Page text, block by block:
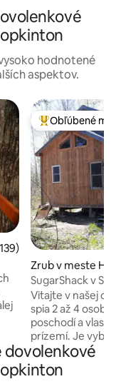
hodnotené
aspektov.
ohodnotenie 4,93 z
Najobľúbenejšie
Obľúbené
Zrub v meste
SugarShack v
Vitajte v našej
spia 2 až 4 osoby
poschodí a
prízemí. Je
minichladničkou,
reproduktormi a
barom. Vonku